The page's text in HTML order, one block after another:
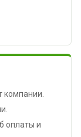
компании.
оплаты и